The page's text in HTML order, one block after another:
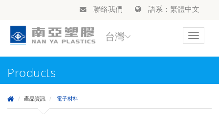
聯絡我們 語系：繁體中文
Toggle
台灣
Products
產品資訊 電子材料